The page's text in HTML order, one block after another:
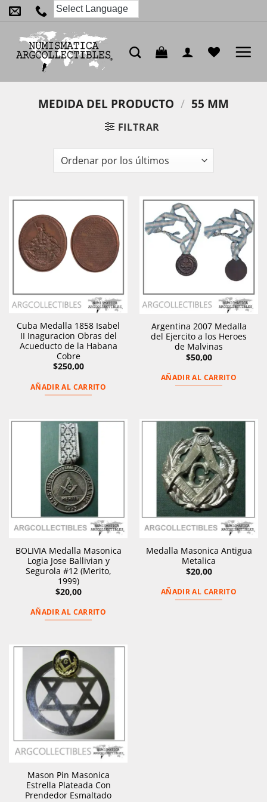
Saltar
al
contenido
MEDIDA DEL PRODUCTO / 55 MM
FILTRAR
Cuba Medalla 1858 Isabel
II Inaguracion Obras del
Acueducto de la Habana
Cobre
$250,00
AÑADIR AL CARRITO
Argentina 2007 Medalla
del Ejercito a los Heroes
de Malvinas
$50,00
AÑADIR AL CARRITO
BOLIVIA Medalla Masonica
Logia Jose Ballivian y
Segurola #12 (Merito,
1999)
$20,00
AÑADIR AL CARRITO
Medalla Masonica Antigua
Metalica
$20,00
AÑADIR AL CARRITO
Mason Pin Masonica
Estrella Plateada Con
Prendedor Esmaltado